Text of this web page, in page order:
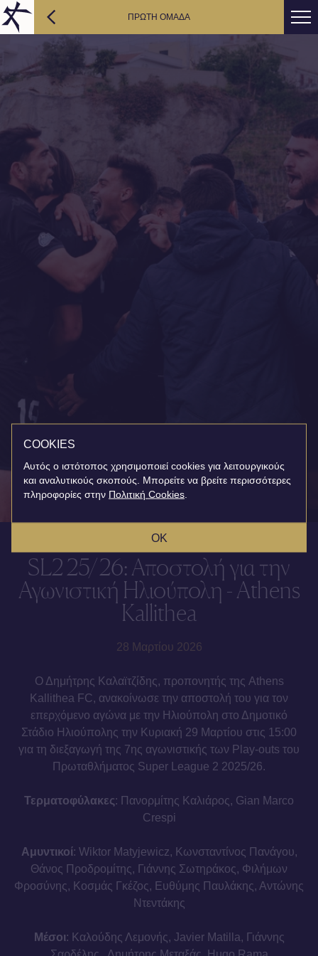
ΠΡΩΤΗ ΟΜΑΔΑ
SL2 25/26: Αποστολή για την
Αγωνιστική Ηλιούπολη - Athens
Kallithea
28 Μαρτίου 2026
Ο Δημήτρης Καλαϊτζίδης, προπονητής της Athens
Kallithea FC, ανακοίνωσε την αποστολή του για τον
επερχόμενο αγώνα με την Ηλιούπολη στο Δημοτικό
Στάδιο Ηλιούπολης την Κυριακή 29 Μαρτίου στις 15:00
για τη διεξαγωγή της 7ης αγωνιστικής των Play-outs του
Πρωταθλήματος Super League 2 2025/26.
Τερματοφύλακες: Πανορμίτης Καλιάρος, Gian Marco
Crespi
Αμυντικοί: Wiktor Matyjewicz, Κωνσταντίνος Πανάγου,
Θάνος Προδρομίτης, Γιάννης Σωτηράκος, Φιλήμων
Φροσύνης, Κοσμάς Γκέζος, Ευθύμης Παυλάκης, Αντώνης
Ντεντάκης
Μέσοι: Καλούδης Λεμονής, Javier Matilla, Γιάννης
COOKIES
Αυτός ο ιστότοπος χρησιμοποιεί cookies για λειτουργικούς
και αναλυτικούς σκοπούς. Μπορείτε να βρείτε περισσότερες
πληροφορίες στην Πολιτική Cookies
OK